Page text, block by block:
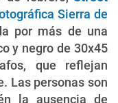
Sierra de
por más de una
y negro de 30x45
que reflejan
Las personas son
la ausencia de